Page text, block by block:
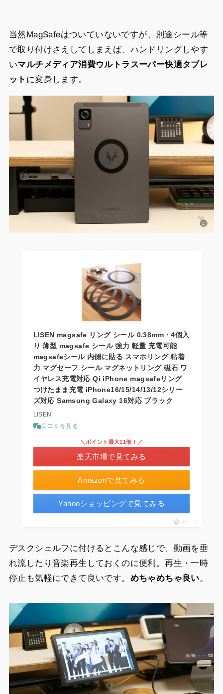
当然MagSafeはついていないですが、別途シール等
で取り付けさえしてしまえば、ハンドリングしやす
いマルチメディア消費ウルトラスーパー快適タブレ
ット に変身します。
LISEN magsafe リング シール 0.38mm・4個入
り 薄型 magsafe シール 強力 軽量 充電可能
magsafeシール 内側に貼る スマホリング 粘着
力 マグセーフ シール マグネットリング 磁石 ワ
イヤレス充電対応 Qi iPhone magsafeリング
つけたまま充電 iPhone16/15/14/13/12シリー
ズ対応 Samsung Galaxy 16対応 ブラック
LISEN
口コミを見る
Amazonで見てみる
＼ポイント最大11倍！／
楽天市場で見てみる
Yahooショッピングで見てみる
ポチップ
デスクシェルフに付けるとこんな感じで、動画を垂
れ流したり音楽再生しておくのに便利。再生・一時
停止も気軽にできて良いです。 めちゃめちゃ良い。